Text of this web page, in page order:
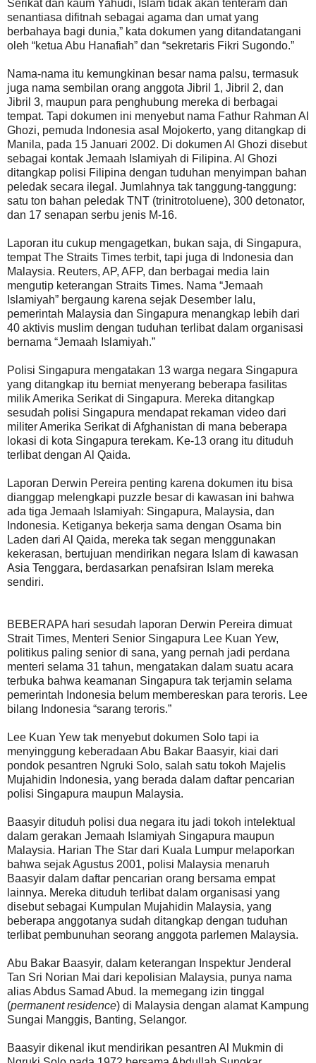
Serikat dan kaum Yahudi, Islam tidak akan tenteram dan
senantiasa difitnah sebagai agama dan umat yang
berbahaya bagi dunia,” kata dokumen yang ditandatangani
oleh “ketua Abu Hanafiah” dan “sekretaris Fikri Sugondo.”
Nama-nama itu kemungkinan besar nama palsu, termasuk
juga nama sembilan orang anggota Jibril 1, Jibril 2, dan
Jibril 3, maupun para penghubung mereka di berbagai
tempat. Tapi dokumen ini menyebut nama Fathur Rahman Al
Ghozi, pemuda Indonesia asal Mojokerto, yang ditangkap di
Manila, pada 15 Januari 2002. Di dokumen Al Ghozi disebut
sebagai kontak Jemaah Islamiyah di Filipina. Al Ghozi
ditangkap polisi Filipina dengan tuduhan menyimpan bahan
peledak secara ilegal. Jumlahnya tak tanggung-tanggung:
satu ton bahan peledak TNT (trinitrotoluene), 300 detonator,
dan 17 senapan serbu jenis M-16.
Laporan itu cukup mengagetkan, bukan saja, di Singapura,
tempat The Straits Times terbit, tapi juga di Indonesia dan
Malaysia. Reuters, AP, AFP, dan berbagai media lain
mengutip keterangan Straits Times. Nama “Jemaah
Islamiyah” bergaung karena sejak Desember lalu,
pemerintah Malaysia dan Singapura menangkap lebih dari
40 aktivis muslim dengan tuduhan terlibat dalam organisasi
bernama “Jemaah Islamiyah.”
Polisi Singapura mengatakan 13 warga negara Singapura
yang ditangkap itu berniat menyerang beberapa fasilitas
milik Amerika Serikat di Singapura. Mereka ditangkap
sesudah polisi Singapura mendapat rekaman video dari
militer Amerika Serikat di Afghanistan di mana beberapa
lokasi di kota Singapura terekam. Ke-13 orang itu dituduh
terlibat dengan Al Qaida.
Laporan Derwin Pereira penting karena dokumen itu bisa
dianggap melengkapi puzzle besar di kawasan ini bahwa
ada tiga Jemaah Islamiyah: Singapura, Malaysia, dan
Indonesia. Ketiganya bekerja sama dengan Osama bin
Laden dari Al Qaida, mereka tak segan menggunakan
kekerasan, bertujuan mendirikan negara Islam di kawasan
Asia Tenggara, berdasarkan penafsiran Islam mereka
sendiri.
BEBERAPA hari sesudah laporan Derwin Pereira dimuat
Strait Times, Menteri Senior Singapura Lee Kuan Yew,
politikus paling senior di sana, yang pernah jadi perdana
menteri selama 31 tahun, mengatakan dalam suatu acara
terbuka bahwa keamanan Singapura tak terjamin selama
pemerintah Indonesia belum membereskan para teroris. Lee
bilang Indonesia “sarang teroris.”
Lee Kuan Yew tak menyebut dokumen Solo tapi ia
menyinggung keberadaan Abu Bakar Baasyir, kiai dari
pondok pesantren Ngruki Solo, salah satu tokoh Majelis
Mujahidin Indonesia, yang berada dalam daftar pencarian
polisi Singapura maupun Malaysia.
Baasyir dituduh polisi dua negara itu jadi tokoh intelektual
dalam gerakan Jemaah Islamiyah Singapura maupun
Malaysia. Harian The Star dari Kuala Lumpur melaporkan
bahwa sejak Agustus 2001, polisi Malaysia menaruh
Baasyir dalam daftar pencarian orang bersama empat
lainnya. Mereka dituduh terlibat dalam organisasi yang
disebut sebagai Kumpulan Mujahidin Malaysia, yang
beberapa anggotanya sudah ditangkap dengan tuduhan
terlibat pembunuhan seorang anggota parlemen Malaysia.
Abu Bakar Baasyir, dalam keterangan Inspektur Jenderal
Tan Sri Norian Mai dari kepolisian Malaysia, punya nama
alias Abdus Samad Abud. Ia memegang izin tinggal
(permanent residence) di Malaysia dengan alamat Kampung
Sungai Manggis, Banting, Selangor.
Baasyir dikenal ikut mendirikan pesantren Al Mukmin di